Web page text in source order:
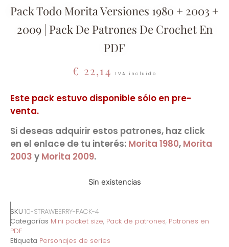
Pack Todo Morita Versiones 1980 + 2003 +
2009 | Pack De Patrones De Crochet En
PDF
€ 22,14 IVA incluido
Este pack estuvo disponible sólo en pre-
venta.
Si deseas adquirir estos patrones, haz click
en el enlace de tu interés: Morita 1980, Morita
2003 y Morita 2009.
Sin existencias
SKU 10-STRAWBERRY-PACK-4
Categorías Mini pocket size, Pack de patrones, Patrones en
PDF
Etiqueta Personajes de series